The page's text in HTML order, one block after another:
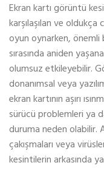
Ekran kartı görüntü
karşılaşılan ve oldukça
oyun oynarken, önemli
sırasında aniden
olumsuz etkileyebilir.
donanımsal veya
ekran kartının aşırı
sürücü problemleri ya
duruma neden olabilir.
çakışmaları veya
kesintilerin arkasında